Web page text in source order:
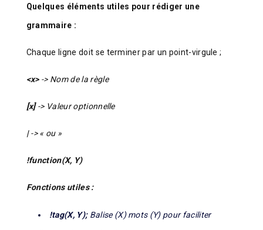
Quelques éléments utiles pour rédiger une
grammaire :
Chaque ligne doit se terminer par un point-virgule ;
<x> -> Nom de la règle
[x]-> Valeur optionnelle
|-> « ou »
!function(X, Y)
Fonctions utiles :
!tag(X, Y); Balise (X) mots (Y) pour faciliter